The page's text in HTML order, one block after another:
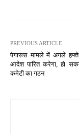
PREVIOUS ARTICLE
पेगासस मामले में अगले हफ्ते
आदेश पारित करेगा, हो
कमेटी का गठन